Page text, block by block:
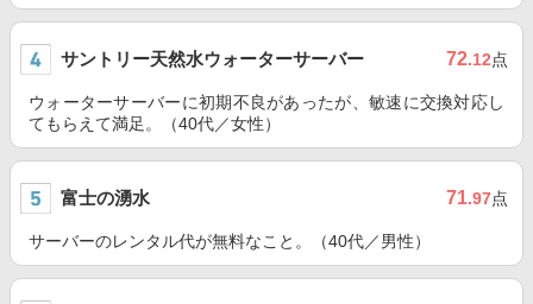
サントリー天然水ウォーターサーバー 72.12点
ウォーターサーバーに初期不良があったが、敏速に交換対応し
てもらえて満足。（40代／女性）
富士の湧水 71.97点
サーバーのレンタル代が無料なこと。（40代／男性）